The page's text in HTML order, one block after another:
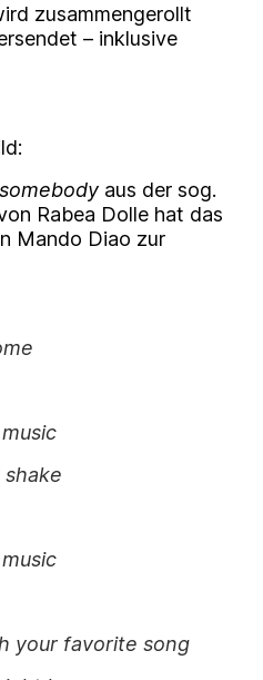
zusammengerollt
– inklusive
aus der sog.
Rabea Dolle hat das
Mando Diao zur
shake
your favorite song